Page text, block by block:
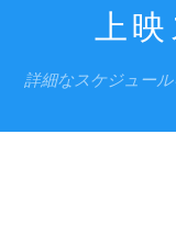
上
詳細なスケジュー